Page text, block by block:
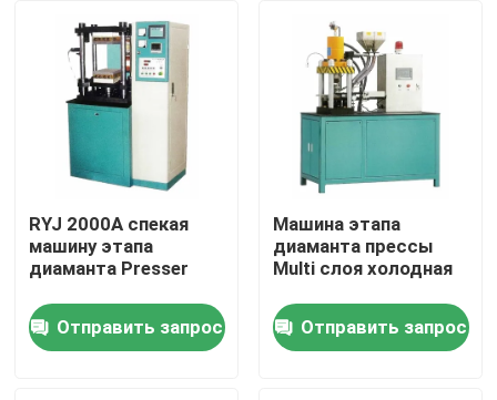
Дом
RYJ 2000A спекая
машину этапа
диаманта Presser
Отправить запрос
Машина этапа
диаманта прессы
Multi слоя холодная
Отправить запрос